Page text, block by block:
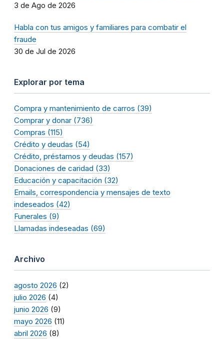
3 de Ago de 2026
Habla con tus amigos y familiares para combatir el
fraude
30 de Jul de 2026
Explorar por tema
Compra y mantenimiento de carros (39)
Comprar y donar (736)
Compras (115)
Crédito y deudas (54)
Crédito, préstamos y deudas (157)
Donaciones de caridad (33)
Educación y capacitación (32)
Emails, correspondencia y mensajes de texto
indeseados (42)
Funerales (9)
Llamadas indeseadas (69)
Archivo
agosto 2026 (2)
julio 2026 (4)
junio 2026 (9)
mayo 2026 (11)
abril 2026 (8)